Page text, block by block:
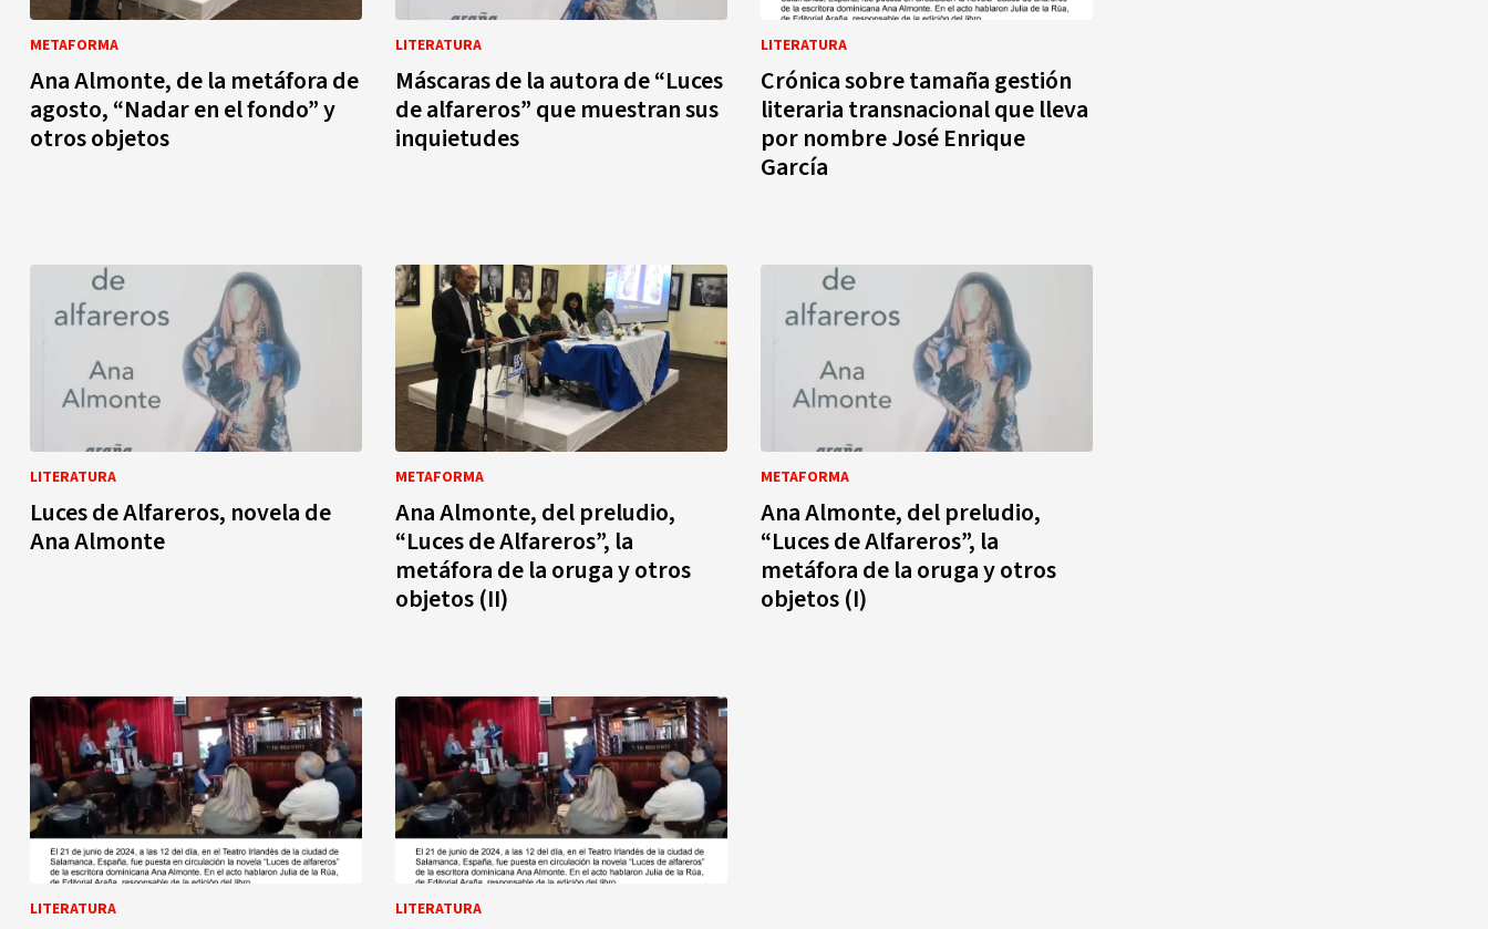
METAFORMA
Ana Almonte, de la metáfora de
agosto, “Nadar en el fondo” y
otros objetos
LITERATURA
Máscaras de la autora de “Luces
de alfareros” que muestran sus
inquietudes
LITERATURA
Crónica sobre tamaña gestión
literaria transnacional que lleva
por nombre José Enrique
García
LITERATURA
Luces de Alfareros, novela de
Ana Almonte
METAFORMA
Ana Almonte, del preludio,
“Luces de Alfareros”, la
metáfora de la oruga y otros
objetos (II)
METAFORMA
Ana Almonte, del preludio,
“Luces de Alfareros”, la
metáfora de la oruga y otros
objetos (I)
LITERATURA LITERATURA